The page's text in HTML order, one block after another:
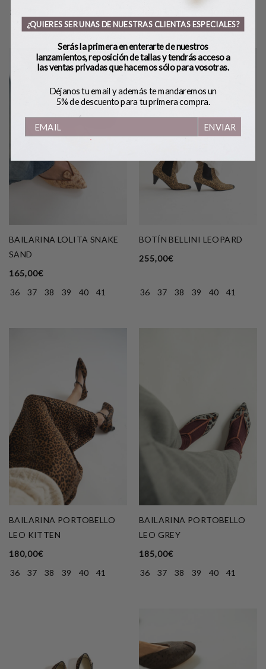
36
BAILARINA LOLITA SNAKE
SAND
165,00€
36
37 38 39 40 41
BOTÍN BELLINI LEOPARD
255,00€
36 37 38 39 40 41
BAILARINA PORTOBELLO
LEO KITTEN
180,00€
36
37 38 39 40 41
BAILARINA PORTOBELLO
LEO GREY
185,00€
36
37 38 39 40 41
¿QUIERES SER UNAS DE NUESTRAS CLIENTAS ESPECIALES?
Serás la primera en enterarte de nuestros
lanzamientos, reposición de tallas y tendrás acceso a
las ventas privadas que hacemos sólo para vosotras.
Déjanos tu email y además te mandaremos un
5% de descuento para tu primera compra.
ENVIAR